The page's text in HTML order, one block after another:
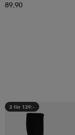
89,90
2 för 129:-